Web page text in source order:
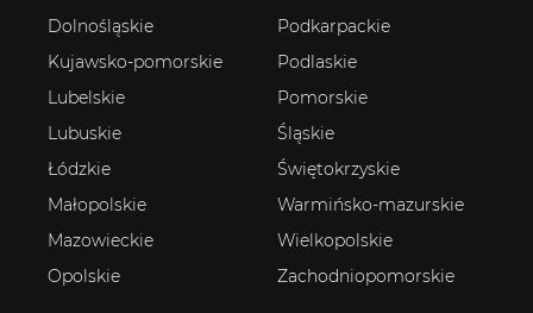
Dolnośląskie
Kujawsko-pomorskie
Lubelskie
Lubuskie
Łódzkie
Małopolskie
Mazowieckie
Opolskie
Podkarpackie
Podlaskie
Pomorskie
Śląskie
Świętokrzyskie
Warmińsko-mazurskie
Wielkopolskie
Zachodniopomorskie